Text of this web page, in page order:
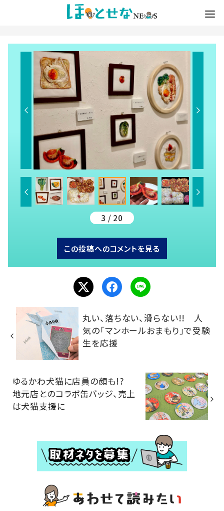
3 / 20
この投稿へのコメントを見る
丸い、落ちない、滑らない!! 人
気の「マンホールおまもり」で受験
生を応援
ゆるかわ犬猫に店員の顔も!?
地元店とのコラボ缶バッジ、売上
は犬猫支援に